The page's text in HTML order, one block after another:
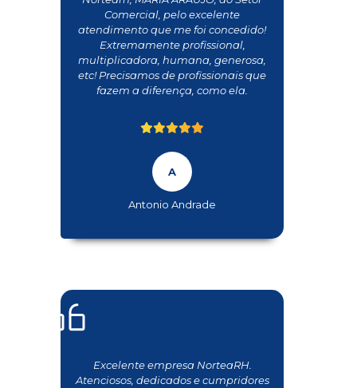
Comercial, pelo excelente
atendimento que me foi concedido!
Extremamente profissional,
multiplicadora, humana, generosa,
etc! Precisamos de profissionais que
fazem a diferença, como ela.
Antonio Andrade
Excelente empresa NorteaRH.
Atenciosos, dedicados e cumpridores